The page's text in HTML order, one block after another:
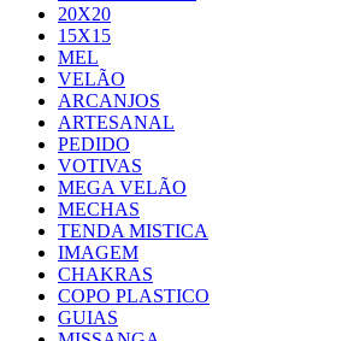
20X20
15X15
MEL
VELÃO
ARCANJOS
ARTESANAL
PEDIDO
VOTIVAS
MEGA VELÃO
MECHAS
TENDA MISTICA
IMAGEM
CHAKRAS
COPO PLASTICO
GUIAS